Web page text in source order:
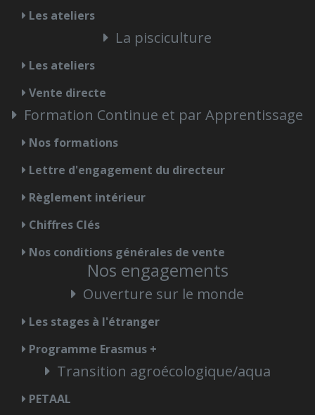
Les ateliers
La pisciculture
Les ateliers
Vente directe
Formation Continue et par Apprentissage
Nos formations
Lettre d'engagement du directeur
Règlement intérieur
Chiffres Clés
Nos conditions générales de vente
Nos engagements
Ouverture sur le monde
Les stages à l'étranger
Programme Erasmus +
Transition agroécologique/aqua
PETAAL